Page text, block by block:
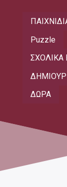
Puzzle
ΣΧΟΛΙΚΑ
ΔΩΡΑ